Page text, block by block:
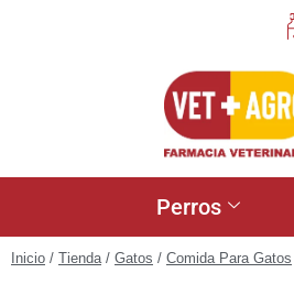
Perros
Inicio / Tienda/ Gatos / Comida Para Gatos